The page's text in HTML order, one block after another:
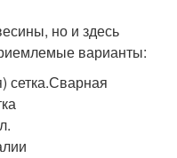
но и здесь
варианты:
сетка.Сварная